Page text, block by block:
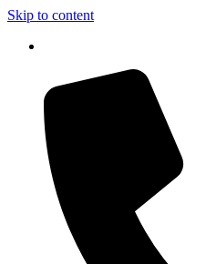
Skip to content